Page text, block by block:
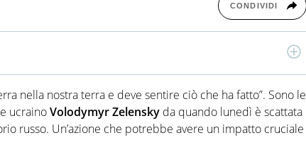
CONDIVIDI
collabora con diverse testate e realtà editoriali nazionali
nella nostra terra e deve sentire ciò che ha fatto”. Sono le
ucrainoVolodymyr Zelensky da quando lunedì è scattata
russo. Un’azione che potrebbe avere un impatto cruciale